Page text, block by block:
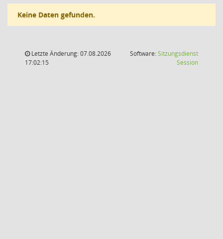
Keine Daten gefunden.
Letzte Änderung: 07.08.2026
17:02:15
Software:Sitzungsdienst
Session(Wird in